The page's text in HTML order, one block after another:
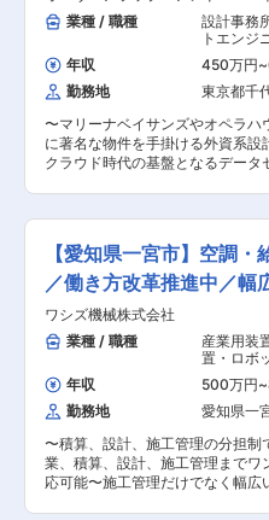
て： 今年で創業69年を迎えた当社
業から大手メーカーや国土交通省
の企業からも案件を受注する安定
1951年に「イガラシ電気商会」と
当社は電気分野において経営審査
県2位の実績を誇ります。 社長や
近いことも魅力であり、今後はさ
けて事業拡大していく方針です
http://www.igarashisogyo.com/ 変更の範囲：会
っては、現場勤務の可能性があり
先：エンジニアリング部・15名 ■キャリアアップ
について 新設予定の管工事部門で
部下4名（20代後半）のマネジメ
指導をお任せします。 ■当社のビジョン： これ
まで多くの皆様に支えられた当社
に創業67年を迎えました。住宅
院、工場などの電気設備工事を中
情報通信関連工事、消防施設工事
住設機器の設置、また新規事業と
様の多彩なニーズにお応えでき
ニアリング企業として、より豊
展と次世代に素晴らしい未来を残
てまいります。 ■イガラシ綜業株式会社につい
て： 今年で創業69年を迎えた当社
業から大手メーカーや国土交通省
の企業からも案件を受注する安定
1951年に「イガラシ電気商会」と
当社は電気分野において経営審査
県2位の実績を誇ります。 社長や
近いことも魅力であり、今後はさ
けて事業拡大していく方針です
http://www.igarashisogyo.com/ 変更の範囲：会
ミテッド
業種 / 職種
設計事務
トエンジ
通信設備
年収 450万円~
勤務地
東京都千
〜マリーナベイサンズやオペラハ
に著名な物件を手掛ける外資系設
クラウド時代の基盤となるデータ
Technology Sectorの一員として
ノロジー関連案件における機械設
ジニアリング、コンサルティン
日本チームに加えグローバル拠
協働し、海外クライアントの要求
規・商慣習を両立させた設計を推進
務詳細 データセンタープロジェ
設計〜実施設計から施工、引渡し
却・熱源・給排水等の設計方針を
本法規と国際基準に基づく計算、
技術報告書を作成・レビューしま
築、構造、電気、防災、サステナ
や、クライアント、行政、施工者
請・行政協議、現場確認、技術レ
ン監査にも携わります。 経験に応
ージのリードや、大規模案件の分
【愛知県一宮市】空調
／働き方改革推進中／幅
ワシズ機械株式会社
業種 / 職種
産業用装
置・ロボ
ナンス, 設
備） 空調
年収 500万円~
勤務地
愛知県一
〜積算、設計、施工管理の分担制
業、積算、設計、施工管理までワ
応可能〜施工管理だけでなく幅広